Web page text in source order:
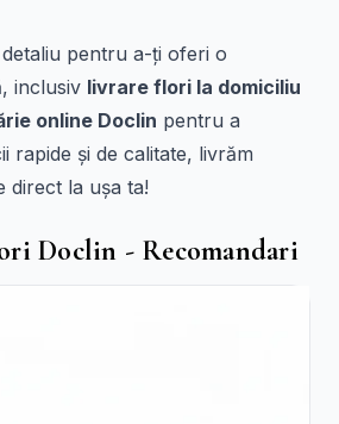
pentru a-ți oferi o
inclusiv livrare flori la domiciliu
online Doclin pentru a
rapide și de calitate, livrăm
direct la ușa ta!
Doclin - Recomandari